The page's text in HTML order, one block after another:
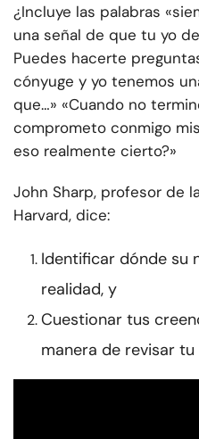
¿Incluye las palabras
una señal de que tu yo
Puedes hacerte
cónyuge y yo tenemos
que…» «Cuando no
comprometo conmigo
eso realmente cierto?»
John Sharp, profesor de
Harvard, dice:
Identificar dónde su
realidad, y
Cuestionar tus
manera de revisar